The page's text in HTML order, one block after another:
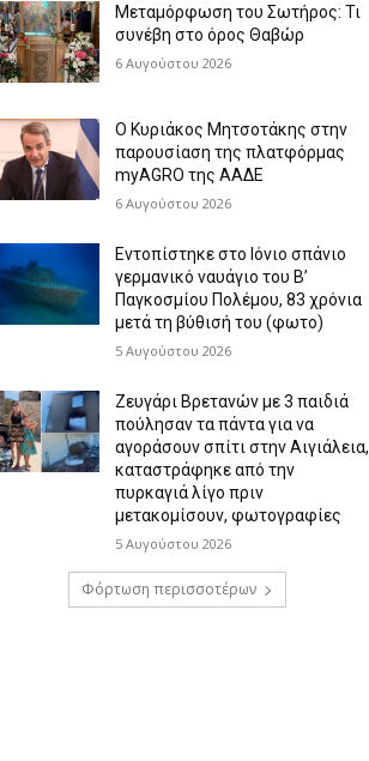
Μεταμόρφωση του Σωτήρος: Τι
συνέβη στο όρος Θαβώρ
6 Αυγούστου 2026
Ο Κυριάκος Μητσοτάκης στην
παρουσίαση της πλατφόρμας
myAGRO της ΑΑΔΕ
6 Αυγούστου 2026
Εντοπίστηκε στο Ιόνιο σπάνιο
γερμανικό ναυάγιο του Β’
Παγκοσμίου Πολέμου, 83 χρόνια
μετά τη βύθισή του (φωτο)
5 Αυγούστου 2026
Ζευγάρι Βρετανών με 3 παιδιά
πούλησαν τα πάντα για να
αγοράσουν σπίτι στην Αιγιάλεια,
καταστράφηκε από την
πυρκαγιά λίγο πριν
μετακομίσουν, φωτογραφίες
5 Αυγούστου 2026
Φόρτωση περισσοτέρων